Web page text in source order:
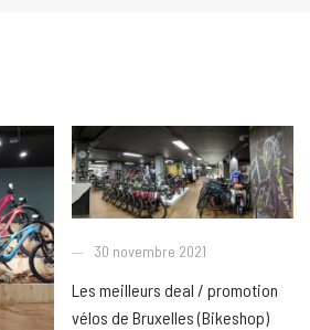
30 novembre 2021
Les meilleurs deal / promotion
vélos de Bruxelles (Bikeshop)